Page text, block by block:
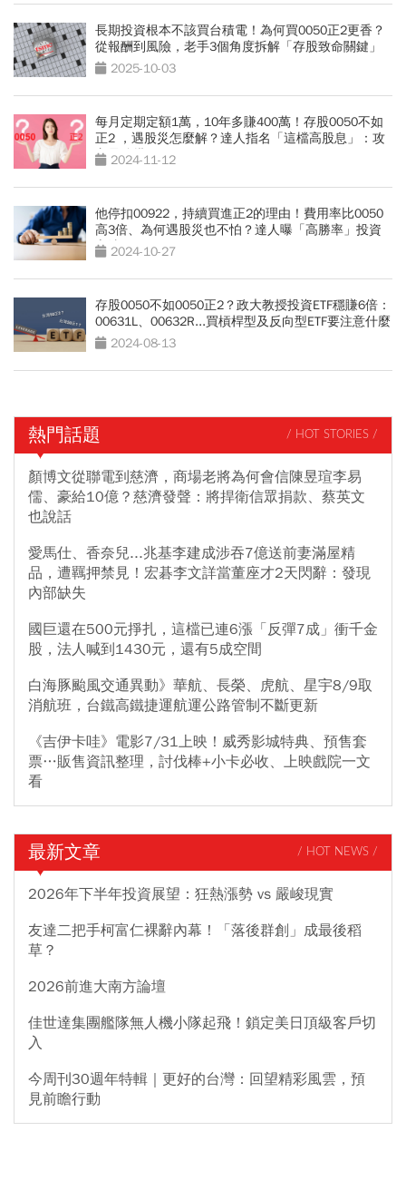
長期投資根本不該買台積電！為何買0050正2更香？
從報酬到風險，老手3個角度拆解「存股致命關鍵」
2025-10-03
每月定期定額1萬，10年多賺400萬！存股0050不如
正2 ，遇股災怎麼解？達人指名「這檔高股息」：攻
守最強搭配
2024-11-12
他停扣00922，持續買進正2的理由！費用率比0050
高3倍、為何遇股災也不怕？達人曝「高勝率」投資
心法2024-10-27
存股0050不如0050正2？政大教授投資ETF穩賺6倍：
00631L、00632R...買槓桿型及反向型ETF要注意什麼
2024-08-13
熱門話題 / HOT STORIES /
顏博文從聯電到慈濟，商場老將為何會信陳昱瑄李易
儒、豪給10億？慈濟發聲：將捍衛信眾捐款、蔡英文
也說話
愛馬仕、香奈兒...兆基李建成涉吞7億送前妻滿屋精
品，遭羈押禁見！宏碁李文詳當董座才2天閃辭：發現
內部缺失
國巨還在500元掙扎，這檔已連6漲「反彈7成」衝千金
股，法人喊到1430元，還有5成空間
白海豚颱風交通異動》華航、長榮、虎航、星宇8/9取
消航班，台鐵高鐵捷運航運公路管制不斷更新
《吉伊卡哇》電影7/31上映！威秀影城特典、預售套
票…販售資訊整理，討伐棒+小卡必收、上映戲院一文
看
最新文章 / HOT NEWS /
2026年下半年投資展望：狂熱漲勢 vs 嚴峻現實
友達二把手柯富仁裸辭內幕！「落後群創」成最後稻
草？
2026前進大南方論壇
佳世達集團艦隊無人機小隊起飛！鎖定美日頂級客戶切
入
今周刊30週年特輯｜更好的台灣：回望精彩風雲，預
見前瞻行動